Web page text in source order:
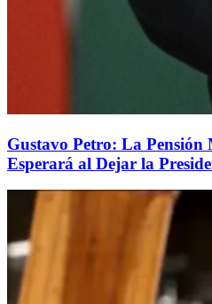
Gustavo Petro: La
Esperará al Dejar la